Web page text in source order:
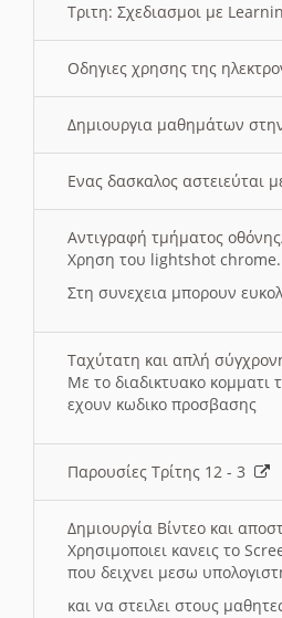
Τριτη: Σχεδιασμοι με
Οδηγιες χρησης της
Δημιουργια μαθημάτων
Ενας δασκαλος
Αντιγραφή τμήματος
Χρηση του lightshot chrome.
Στη συνεχεια μπορουν
Ταχύτατη και απλή
Με το διαδικτυακο
εχουν κωδικο προσβασης
Παρουσίες Τρίτης 12 - 3
Δημιουργία Βίντεο και
Χρησιμοποιει κανεις το
που δειχνει μεσω
και να στειλει στους